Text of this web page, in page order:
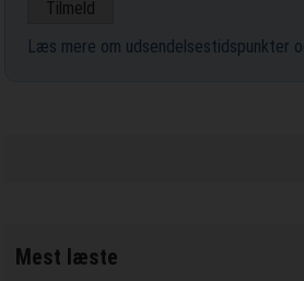
Læs mere om udsendelsestidspunkter
Mest læste